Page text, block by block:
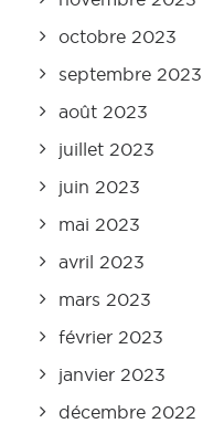
octobre 2023
septembre 2023
août 2023
juillet 2023
juin 2023
mai 2023
avril 2023
mars 2023
février 2023
janvier 2023
décembre 2022